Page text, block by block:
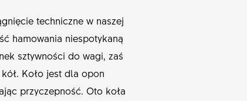
techniczne w naszej
hamowania niespotykaną
sztywności do wagi, zaś
Koło jest dla opon
przyczepność. Oto koła